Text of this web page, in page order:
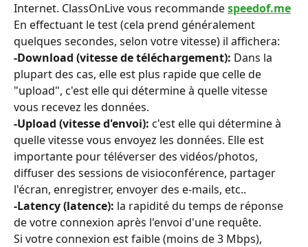
Internet. ClassOnLive vous recommande speedof.me
En effectuant le test (cela prend généralement
quelques secondes, selon votre vitesse) il affichera:
-Download (vitesse de téléchargement): Dans la
plupart des cas, elle est plus rapide que celle de
"upload", c'est elle qui détermine à quelle vitesse
vous recevez les données.
-Upload (vitesse d'envoi): c'est elle qui détermine à
quelle vitesse vous envoyez les données. Elle est
importante pour téléverser des vidéos/photos,
diffuser des sessions de visioconférence, partager
l'écran, enregistrer, envoyer des e-mails, etc..
-Latency (latence): la rapidité du temps de réponse
de votre connexion après l'envoi d'une requête.
Si votre connexion est faible (moins de 3 Mbps),